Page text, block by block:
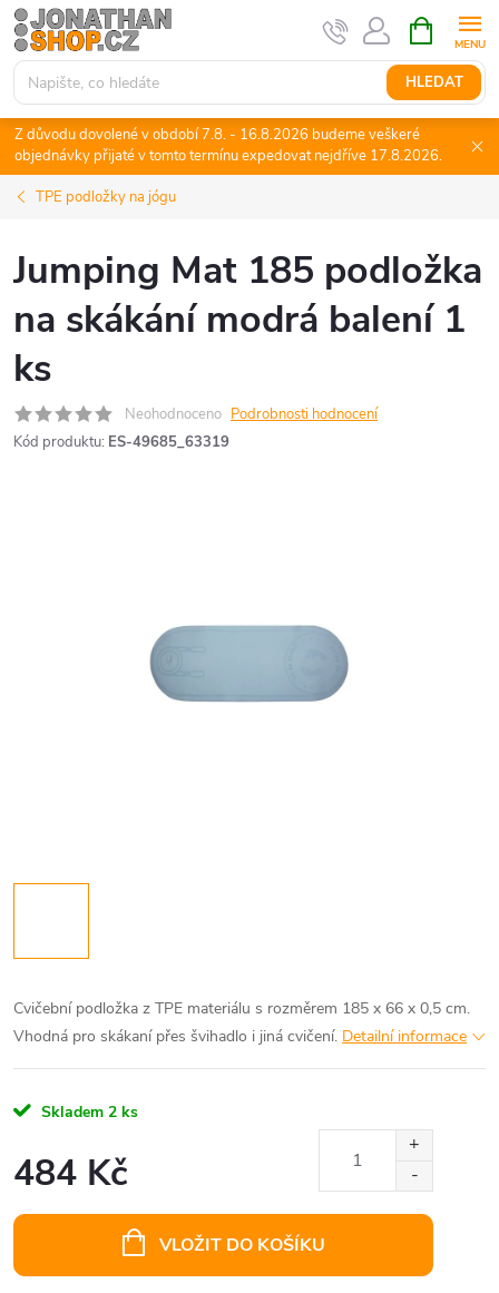
Přejít
na
obsah
HLEDAT
NÁKUPNÍ
KOŠÍK
Z důvodu dovolené v období 7.8. - 16.8.2026 budeme veškeré
objednávky přijaté v tomto termínu expedovat nejdříve 17.8.2026.
TPE podložky na jógu
Jumping Mat 185 podložka
na skákání modrá balení 1
ks
Neohodnoceno Podrobnosti hodnocení
Kód produktu: ES-49685_63319
Cvičební podložka z TPE materiálu s rozměrem 185 x 66 x 0,5 cm.
Vhodná pro skákaní přes švihadlo i jiná cvičení. Detailní informace
Skladem 2 ks
484 Kč
VLOŽIT DO KOŠÍKU